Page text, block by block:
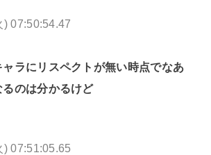
) 07:50:54.47
ラにリスペクトが無い時点でなあ
のは分かるけど
) 07:51:05.65